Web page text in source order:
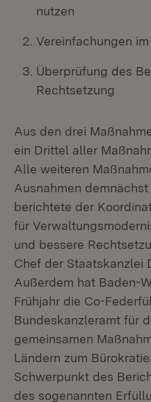
nutzen
Vereinfachungen
Überprüfung des
Rechtsetzung
Aus den drei
ein Drittel aller
Alle weiteren
Ausnahmen
berichtete der
für
und bessere
Chef der Staatskanzlei
Außerdem hat Baden-
Frühjahr die Co-
Bundeskanzleramt für
gemeinsamen
Ländern zum
Schwerpunkt des
des sogenannten